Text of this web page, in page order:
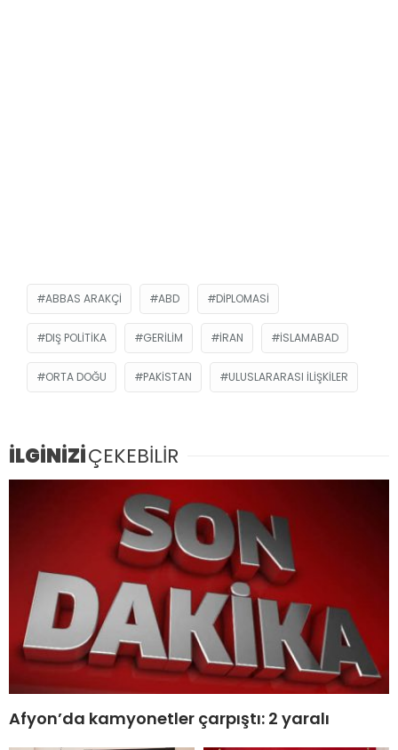
ABBAS ARAKÇI ABD DIPLOMASI
DIŞ POLITIKA GERILIM İRAN İSLAMABAD
ORTA DOĞU PAKISTAN ULUSLARARASI ILIŞKILER
İLGİNİZİÇEKEBİLİR
Afyon’da kamyonetler çarpıştı: 2 yaralı